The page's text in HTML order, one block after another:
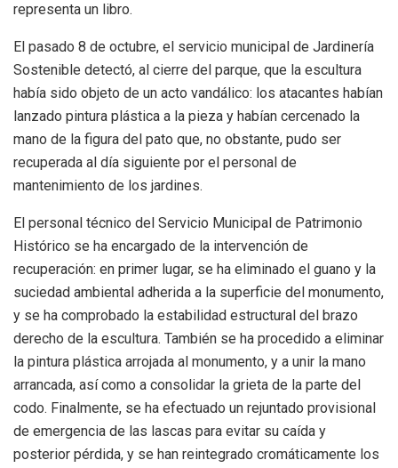
representa un libro.
El pasado 8 de octubre, el servicio municipal de Jardinería
Sostenible detectó, al cierre del parque, que la escultura
había sido objeto de un acto vandálico: los atacantes habían
lanzado pintura plástica a la pieza y habían cercenado la
mano de la figura del pato que, no obstante, pudo ser
recuperada al día siguiente por el personal de
mantenimiento de los jardines.
El personal técnico del Servicio Municipal de Patrimonio
Histórico se ha encargado de la intervención de
recuperación: en primer lugar, se ha eliminado el guano y la
suciedad ambiental adherida a la superficie del monumento,
y se ha comprobado la estabilidad estructural del brazo
derecho de la escultura. También se ha procedido a eliminar
la pintura plástica arrojada al monumento, y a unir la mano
arrancada, así como a consolidar la grieta de la parte del
codo. Finalmente, se ha efectuado un rejuntado provisional
de emergencia de las lascas para evitar su caída y
posterior pérdida, y se han reintegrado cromáticamente los